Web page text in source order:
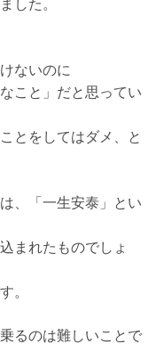
した。
ないのに
こと」だと思ってい
とをしてはダメ、と
、「一生安泰」とい
まれたものでしょ
。
るのは難しいことで